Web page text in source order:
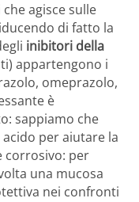
agisce sulle
di fatto la
inibitori della
appartengono i
omeprazolo,
è
sappiamo che
per aiutare la
corrosivo: per
una mucosa
nei confronti